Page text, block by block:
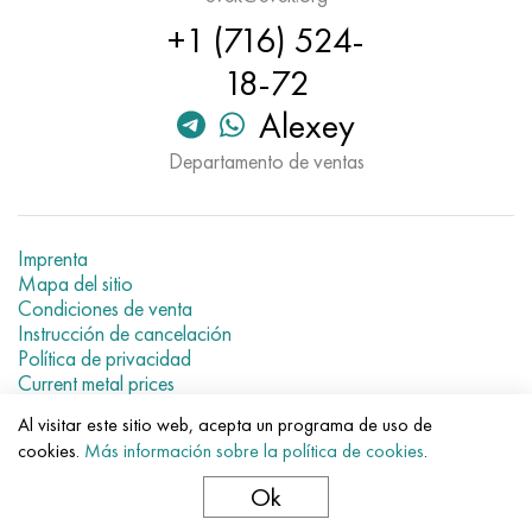
+1 (716) 524-
18-72
Alexey
Departamento de ventas
Imprenta
Mapa del sitio
Condiciones de venta
Instrucción de cancelación
Política de privacidad
Current metal prices
© 2007–2026 «Evek GmbH»
El uso de los materiales de la web sin enlaces directos para el
Al visitar este sitio web, acepta un programa de uso de
cookies. Más información sobre la política de cookies.
Ok
Haynes 230
Hastelloy b2
Hastelloy b3
hastelloy c4
Custom 450® - uns S45000
Tubería resistente a la corrosión
95X18
38x2n2ma, 34CrNiMo6, 40NiCrMo7
40hn2ma, 34CrNiMo4, 36hnm
38XA, 37Cr4, AISI 5135
38HN3MFA, 35nicrmov12-5
40G, 40Mn4, AISI 1035
38XM, 42CrMo4, AISI 1.7225